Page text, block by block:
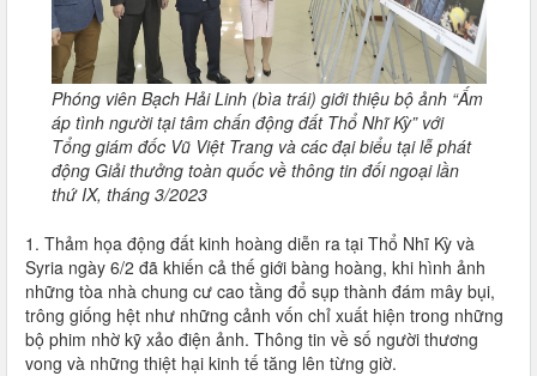
Phóng viên Bạch Hải Linh (bìa trái) giới thiệu bộ ảnh “Ấm
áp tình người tại tâm chấn động đất Thổ Nhĩ Kỳ” với
Tổng giám đốc Vũ Việt Trang và các đại biểu tại lễ phát
động Giải thưởng toàn quốc về thông tin đối ngoại lần
thứ IX, tháng 3/2023
1. Thảm họa động đất kinh hoàng diễn ra tại Thổ Nhĩ Kỳ và
Syria ngày 6/2 đã khiến cả thế giới bàng hoàng, khi hình ảnh
những tòa nhà chung cư cao tầng đổ sụp thành đám mây bụi,
trông giống hệt như những cảnh vốn chỉ xuất hiện trong những
bộ phim nhờ kỹ xảo điện ảnh. Thông tin về số người thương
vong và những thiệt hại kinh tế tăng lên từng giờ.